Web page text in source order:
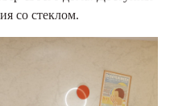
со стеклом.